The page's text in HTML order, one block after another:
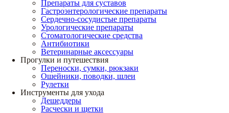
Препараты для суставов
Гастроэнтерологические препараты
Сердечно-сосудистые препараты
Урологические препараты
Стоматологические средства
Антибиотики
Ветеринарные аксессуары
Прогулки и путешествия
Переноски, сумки, рюкзаки
Ошейники, поводки, шлеи
Рулетки
Инструменты для ухода
Дешеддеры
Расчески и щетки